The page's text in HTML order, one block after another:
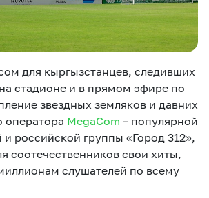
для кыргызстанцев, следивших
стадионе и в прямом эфире по
звездных земляков и давних
оператора MegaCom – популярной
и российской группы «Город 312»,
соотечественников свои хиты,
слушателей по всему